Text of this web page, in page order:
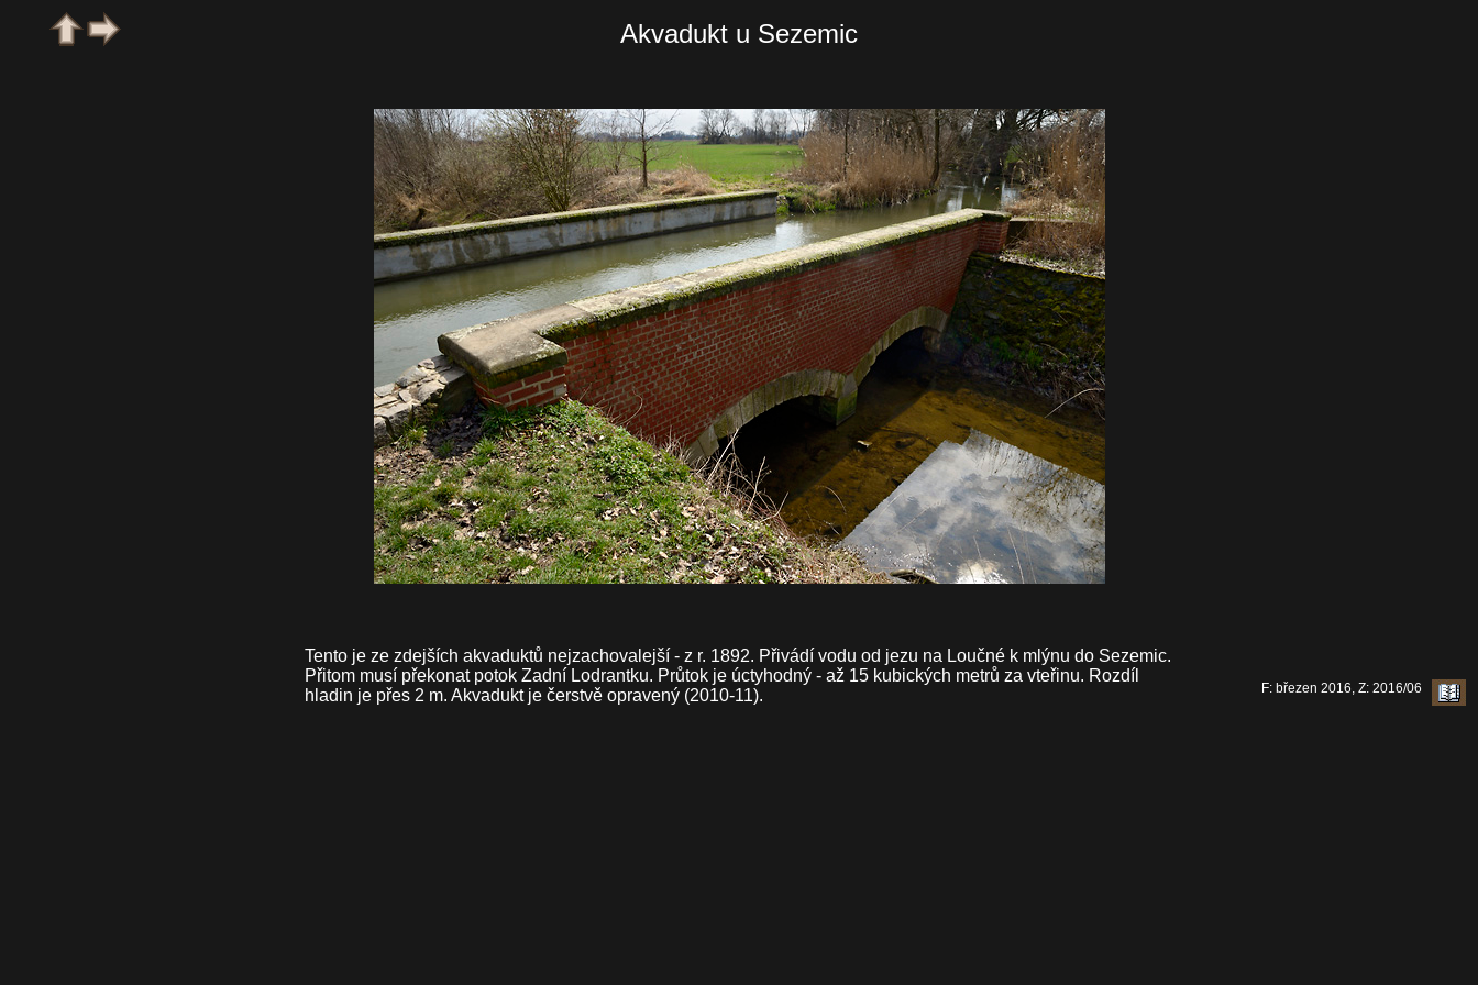
Akvadukt u Sezemic
Tento je ze zdejších akvaduktů nejzachovalejší - z r. 1892. Přivádí vodu od jezu na Loučné k mlýnu do Sezemic.
Přitom musí překonat potok Zadní Lodrantku. Průtok je úctyhodný - až 15 kubických metrů za vteřinu. Rozdíl
hladin je přes 2 m. Akvadukt je čerstvě opravený (2010-11).
F: březen 2016, Z: 2016/06